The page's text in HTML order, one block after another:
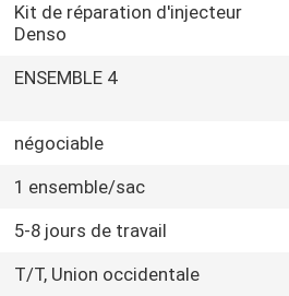
Kit de réparation d'injecteur
Denso
ENSEMBLE 4
négociable
1 ensemble/sac
5-8 jours de travail
T/T, Union occidentale